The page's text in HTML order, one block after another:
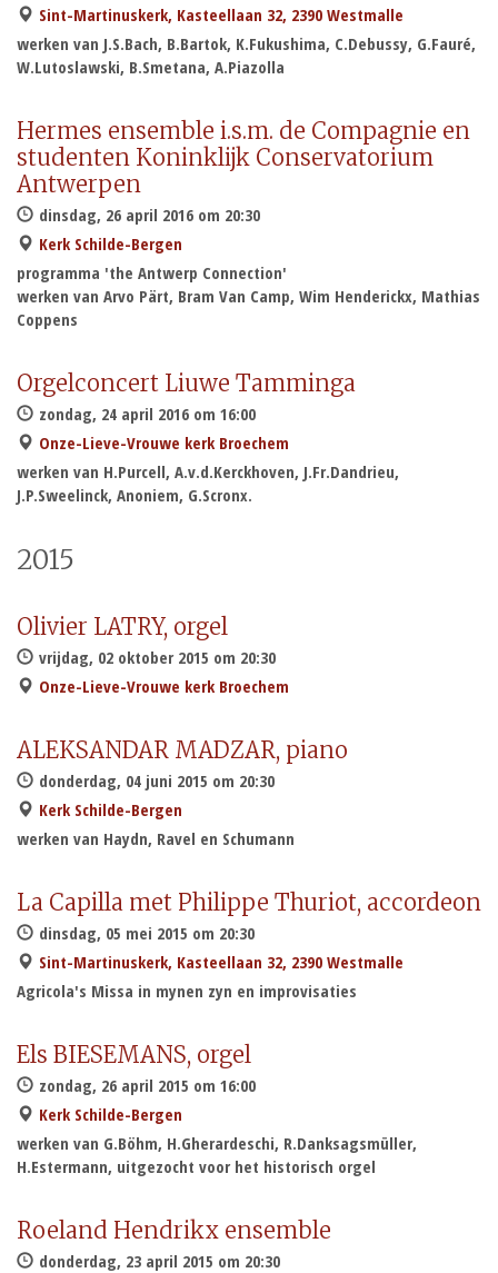
Sint-Martinuskerk, Kasteellaan 32, 2390 Westmalle
werken van J.S.Bach, B.Bartok, K.Fukushima, C.Debussy, G.Fauré,
W.Lutoslawski, B.Smetana, A.Piazolla
Hermes ensemble i.s.m. de Compagnie en
studenten Koninklijk Conservatorium
Antwerpen
dinsdag, 26 april 2016 om 20:30
Kerk Schilde-Bergen
programma 'the Antwerp Connection'
werken van Arvo Pärt, Bram Van Camp, Wim Henderickx, Mathias
Coppens
Orgelconcert Liuwe Tamminga
zondag, 24 april 2016 om 16:00
Onze-Lieve-Vrouwe kerk Broechem
werken van H.Purcell, A.v.d.Kerckhoven, J.Fr.Dandrieu,
J.P.Sweelinck, Anoniem, G.Scronx.
2015
Olivier LATRY, orgel
vrijdag, 02 oktober 2015 om 20:30
Onze-Lieve-Vrouwe kerk Broechem
ALEKSANDAR MADZAR, piano
donderdag, 04 juni 2015 om 20:30
Kerk Schilde-Bergen
werken van Haydn, Ravel en Schumann
La Capilla met Philippe Thuriot, accordeon
dinsdag, 05 mei 2015 om 20:30
Sint-Martinuskerk, Kasteellaan 32, 2390 Westmalle
Agricola's Missa in mynen zyn en improvisaties
Els BIESEMANS, orgel
zondag, 26 april 2015 om 16:00
Kerk Schilde-Bergen
werken van G.Böhm, H.Gherardeschi, R.Danksagsmüller,
H.Estermann, uitgezocht voor het historisch orgel
Roeland Hendrikx ensemble
donderdag, 23 april 2015 om 20:30